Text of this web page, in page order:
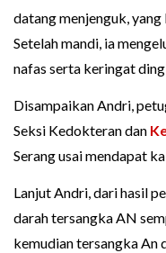
datang menjenguk,
Setelah mandi, ia
nafas serta keringat
Disampaikan Andri,
Seksi Kedokteran dan
Serang usai mendapat
Lanjut Andri, dari hasil
darah tersangka AN
kemudian tersangka An